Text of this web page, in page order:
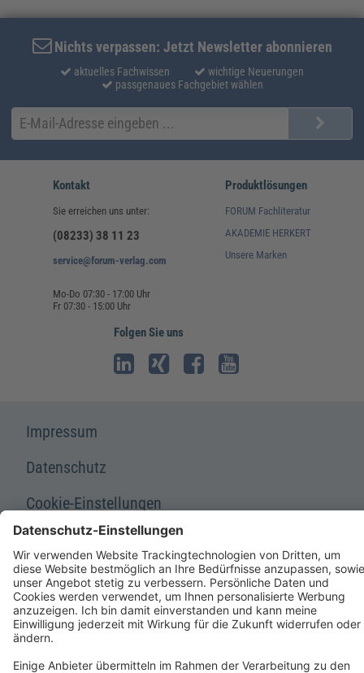
Nichts verpassen: Jetzt Newsletter abonnieren
aktuelles Fachwissen
wichtige Neuerungen
passgenaues Fachgebiet wählen
Kontakt
Sie erreichen uns unter:
(08233) 38 11 23
service@forum-verlag.com
Mo-Do 07:30 - 17:00 Uhr
Fr 07:30 - 15:00 Uhr
Produktlösungen
FORUM Fachliteratur
AKADEMIE HERKERT
Unsere Marken
Folgen Sie uns
Impressum
Datenschutz
Cookie-Einstellungen
AGB und Lizenzbedingungen
Erklärung zur Barrierefreiheit
A FORUM MEDIA GROUP COMPANY